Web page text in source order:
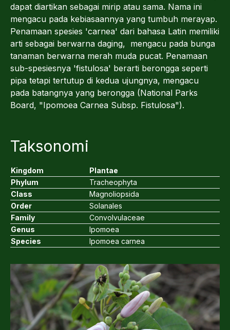
dapat diartikan sebagai mirip atau sama. Nama ini
mengacu pada kebiasaannya yang tumbuh merayap.
Penamaan spesies 'carnea' dari bahasa Latin memiliki
arti sebagai berwarna daging, mengacu pada bunga
tanaman berwarna merah muda pucat. Penamaan
sub-spesiesnya 'fistulosa' berarti berongga seperti
pipa tetapi tertutup di kedua ujungnya, mengacu
pada batangnya yang berongga (National Parks
Board, "Ipomoea Carnea Subsp. Fistulosa").
Taksonomi
Kingdom
Plantae
Phylum
Tracheophyta
Class
Magnoliopsida
Order
Solanales
Family
Convolvulaceae
Genus
Ipomoea
Species
Ipomoea carnea